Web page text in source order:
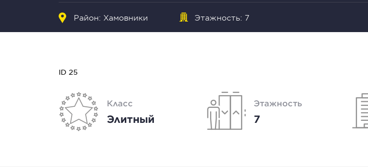
Район: Хамовники Этажность: 7
ID 25
Класс
Элитный
Этажность
7